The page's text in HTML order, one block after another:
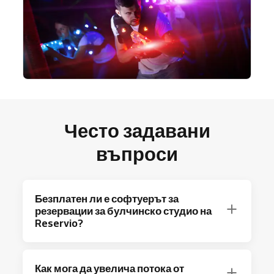
Често задавани
въпроси
Безплатен ли е софтуерът за
резервации за булчинско студио на
Reservio?
план с до 40 резервации на месец и основни
Как мога да увелича потока от